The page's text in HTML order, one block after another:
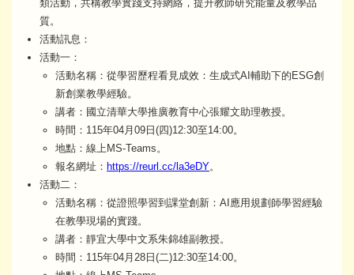
類活動，共構教學實踐支持網絡，提升教師研究能量及教學品
質。
活動訊息：
活動一：
活動名稱：從學習歷程看見成效：生成式AI輔助下的ESG創
新創業教學經驗。
講者：國立清華大學推廣教育中心張耀文助理教授。
時間：115年04月09日(四)12:30至14:00。
地點：線上MS-Teams。
報名網址： https://reurl.cc/la3eDY。
活動二：
活動名稱：從證照學習到課堂創新：AI應用規劃師學習經驗
在教學現場的實踐。
講者：靜宜大學中文系朱錦雄副教授。
時間：115年04月28日(二)12:30至14:00。